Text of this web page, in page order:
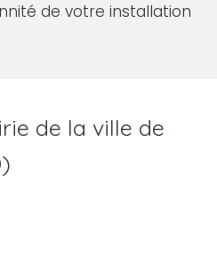
de votre installation
de la ville de